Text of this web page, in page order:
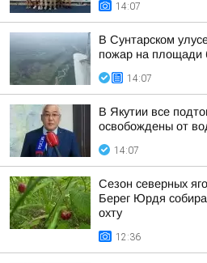
14:07
В Сунтарском
пожар на площади
14:07
В Якутии все
освобождены от
14:07
Сезон северных
Берег Юрдя
охту
12:36